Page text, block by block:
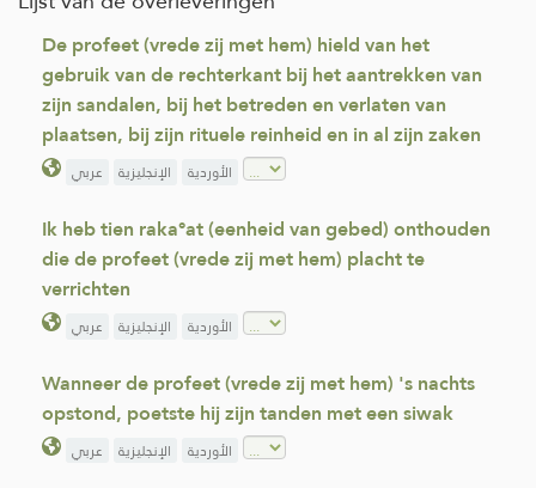
De profeet (vrede zij met hem) hield van het
gebruik van de rechterkant bij het aantrekken van
zijn sandalen, bij het betreden en verlaten van
plaatsen, bij zijn rituele reinheid en in al zijn zaken
عربي الإنجليزية الأوردية
Ik heb tien raka°at (eenheid van gebed) onthouden
die de profeet (vrede zij met hem) placht te
verrichten
عربي الإنجليزية الأوردية
Wanneer de profeet (vrede zij met hem) 's nachts
opstond, poetste hij zijn tanden met een siwak
عربي الإنجليزية الأوردية